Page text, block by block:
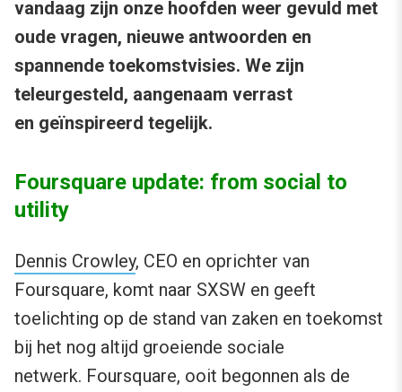
vandaag zijn onze hoofden weer gevuld met
oude vragen, nieuwe antwoorden en
spannende toekomstvisies. We zijn
teleurgesteld, aangenaam verrast
en geïnspireerd tegelijk.
Foursquare update: from social to
utility
Dennis Crowley, CEO en oprichter van
Foursquare, komt naar SXSW en geeft
toelichting op de stand van zaken en toekomst
bij het nog altijd groeiende sociale
netwerk. Foursquare, ooit begonnen als de